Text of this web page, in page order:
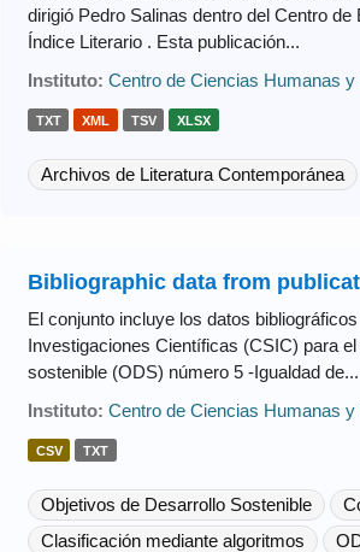
dirigió Pedro Salinas dentro del Centro
Índice Literario . Esta publicación...
Instituto: Centro de Ciencias Humanas
TXT XML TSV XLSX
Archivos de Literatura Contemporánea
Bibliographic data from
El conjunto incluye los datos
Investigaciones Científicas (CSIC) para
sostenible (ODS) número 5 -Igualdad de...
Instituto: Centro de Ciencias Humanas
CSV TXT
Objetivos de Desarrollo Sostenible
Clasificación mediante algoritmos